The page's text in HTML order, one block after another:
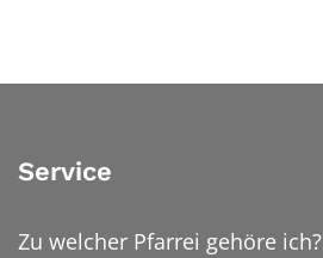
Service
Zu welcher Pfarrei gehöre ich?